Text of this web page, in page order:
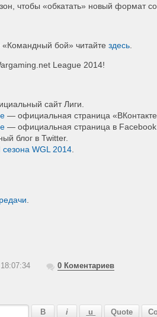
чтобы «обкатать» новый формат
бой» читайте здесь
League 2014!
сайт Лиги.
— официальная страница
— официальная страница в Facebook.
блог в Twitter.
WGL 2014
0Коментариев